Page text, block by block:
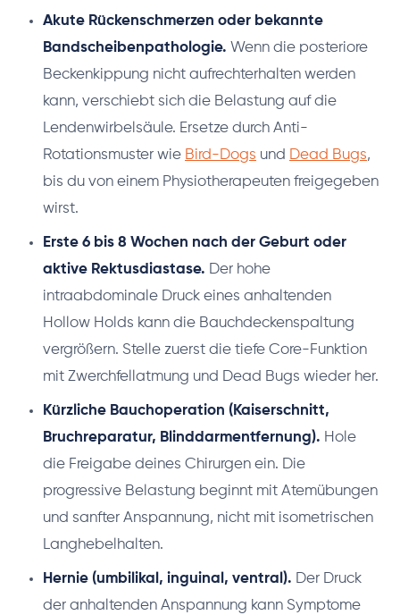
Akute Rückenschmerzen oder bekannte
Bandscheibenpathologie. Wenn die posteriore
Beckenkippung nicht aufrechterhalten werden
kann, verschiebt sich die Belastung auf die
Lendenwirbelsäule. Ersetze durch Anti-
Rotationsmuster wie Bird-Dogs und Dead Bugs,
bis du von einem Physiotherapeuten freigegeben
wirst.
Erste 6 bis 8 Wochen nach der Geburt oder
aktive Rektusdiastase. Der hohe
intraabdominale Druck eines anhaltenden
Hollow Holds kann die Bauchdeckenspaltung
vergrößern. Stelle zuerst die tiefe Core-Funktion
mit Zwerchfellatmung und Dead Bugs wieder her.
Kürzliche Bauchoperation (Kaiserschnitt,
Bruchreparatur, Blinddarmentfernung). Hole
die Freigabe deines Chirurgen ein. Die
progressive Belastung beginnt mit Atemübungen
und sanfter Anspannung, nicht mit isometrischen
Langhebelhalten.
Hernie (umbilikal, inguinal, ventral). Der Druck
der anhaltenden Anspannung kann Symptome